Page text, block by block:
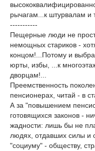
рычагам...к штурвалам и
-----------
Пещерные люди не
немощных стариков -
концом!...Потому и
юрты, избы, ...к
дворцам!...
Преемственность
пенсионерах, читай - в
А за "повышением
готовящихся законов -
жадности: лишь бы не
людях, отдавших силы и
"социуму" - обществу,